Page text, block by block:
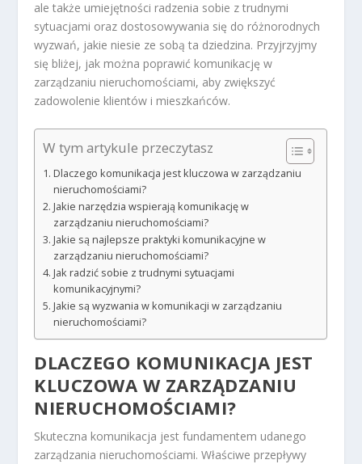
ale także umiejętności radzenia sobie z trudnymi
sytuacjami oraz dostosowywania się do różnorodnych
wyzwań, jakie niesie ze sobą ta dziedzina. Przyjrzyjmy
się bliżej, jak można poprawić komunikację w
zarządzaniu nieruchomościami, aby zwiększyć
zadowolenie klientów i mieszkańców.
W tym artykule przeczytasz
Dlaczego komunikacja jest kluczowa w zarządzaniu
nieruchomościami?
Jakie narzędzia wspierają komunikację w
zarządzaniu nieruchomościami?
Jakie są najlepsze praktyki komunikacyjne w
zarządzaniu nieruchomościami?
Jak radzić sobie z trudnymi sytuacjami
komunikacyjnymi?
Jakie są wyzwania w komunikacji w zarządzaniu
nieruchomościami?
DLACZEGO KOMUNIKACJA JEST
KLUCZOWA W ZARZĄDZANIU
NIERUCHOMOŚCIAMI?
Skuteczna komunikacja jest fundamentem udanego
zarządzania nieruchomościami. Właściwe przepływy